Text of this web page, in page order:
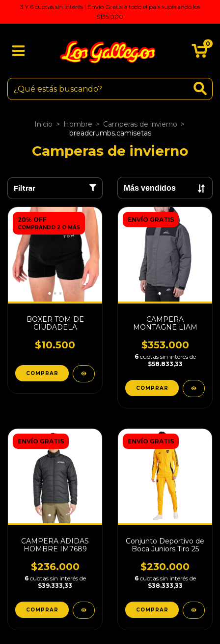
3 Y 6 cuotas sin interés | Envío Gratis a todo el país superando los
$135.000
0
Inicio > Hombre > Camperas de invierno >
breadcrumbs.camisetas
Camperas de invierno
Filtrar
20% OFF
COMPRANDO 2 O MÁS
BOXER TOM DE
CIUDADELA
$10.500
COMPRAR
ENVÍO GRATIS
CAMPERA
MONTAGNE LIAM
$353.000
6 cuotas sin interés de
$58.833,33
COMPRAR
ENVÍO GRATIS
CAMPERA ADIDAS
HOMBRE IM7689
$236.000
6 cuotas sin interés de
$39.333,33
COMPRAR
ENVÍO GRATIS
Conjunto Deportivo de
Boca Juniors Tiro 25
$230.000
6 cuotas sin interés de
$38.333,33
COMPRAR